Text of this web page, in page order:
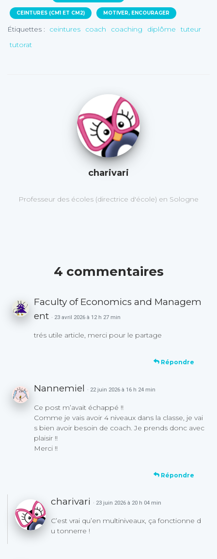
CEINTURES (CM1 ET CM2) MOTIVER, ENCOURAGER
Étiquettes : ceintures coach coaching diplôme
tuteur
tutorat
charivari
Professeur des écoles (directrice d'école) en Sologne
4 commentaires
Faculty of Economics and Managem
ent · 23 avril 2026 à 12 h 27 min
trés utile article, merci pour le partage
Répondre
Nannemiel · 22 juin 2026 à 16 h 24 min
Ce post m’avait échappé !!
Comme je vais avoir 4 niveaux dans la classe, je vai
s bien avoir besoin de coach. Je prends donc avec
plaisir !!
Merci !!
Répondre
charivari · 23 juin 2026 à 20 h 04 min
C’est vrai qu’en multiniveaux, ça fonctionne d
u tonnerre !